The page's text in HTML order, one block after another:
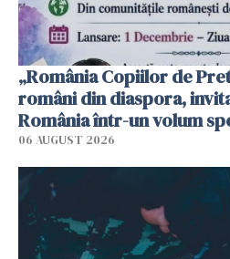
„România Copiilor de
români din diaspora,
România într-un volum
06 AUGUST 2026